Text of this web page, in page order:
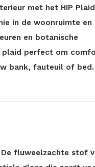
met het HIP Plaid
in de woonruimte en
en botanische
plaid perfect om
bank, fauteuil of bed.
De fluweelzachte stof